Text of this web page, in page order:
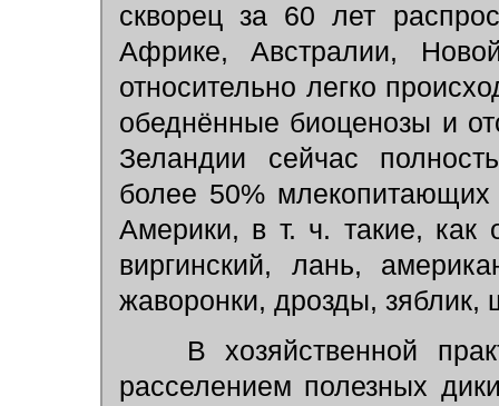
скворец за 60 лет
Африке, Австралии,
относительно легко
обеднённые биоценозы и
Зеландии сейчас
более 50%
Америки, в т. ч. такие, как
виргинский, лань,
жаворонки, дрозды, зяблик,
В хозяйственной
расселением полезных